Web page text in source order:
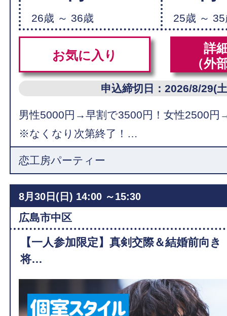
26歳 ～ 36歳 25歳 ～
お気に入り
詳
（外
申込締切日：2026/8/29(
男性5000円→早割で3500円！女性2500円
※なくなり次第終了！…
恋工房パーティー
8月30日(日) 14:00 ～15:30
広島市中区
【一人参加限定】真剣交際＆結婚前向
将…